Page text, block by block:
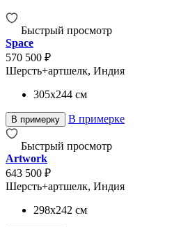
Быстрый просмотр
Space
570 500 ₽
Шерсть+артшелк, Индия
305x244 см
В примерку В примерке
Быстрый просмотр
Artwork
643 500 ₽
Шерсть+артшелк, Индия
298x242 см